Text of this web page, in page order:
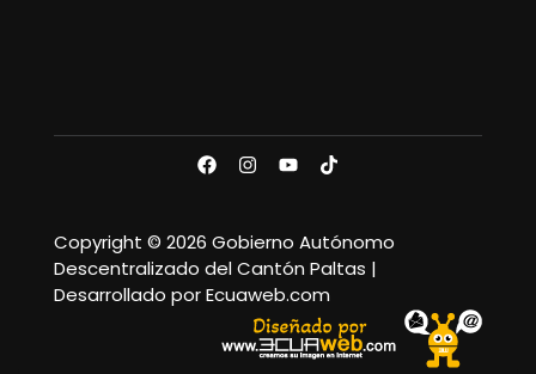
Copyright © 2026 Gobierno Autónomo
Descentralizado del Cantón Paltas |
Desarrollado por Ecuaweb.com